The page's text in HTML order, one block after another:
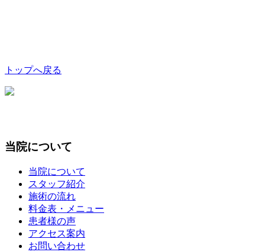
トップへ戻る
当院について
当院について
スタッフ紹介
施術の流れ
料金表・メニュー
患者様の声
アクセス案内
お問い合わせ